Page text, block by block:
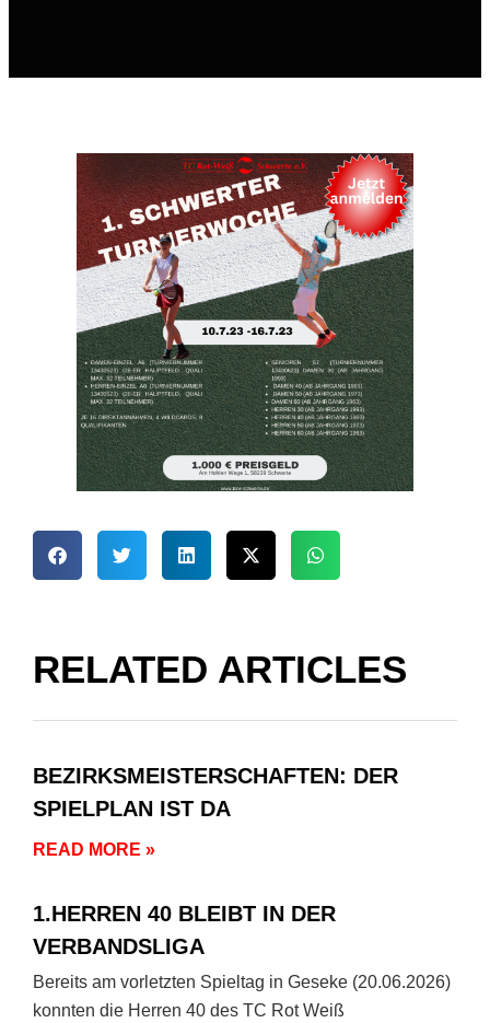
RELATED ARTICLES
BEZIRKSMEISTERSCHAFTEN: DER
SPIELPLAN IST DA
READ MORE »
1.HERREN 40 BLEIBT IN DER
VERBANDSLIGA
Bereits am vorletzten Spieltag in Geseke (20.06.2026)
konnten die Herren 40 des TC Rot Weiß